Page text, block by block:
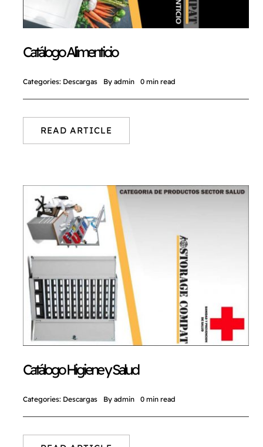
CATÁLOGO
CONTACTO
Catálogo Alimenticio
Categories: Descargas By admin 0 min read
READ ARTICLE
Catálogo Higiene y Salud
Categories: Descargas By admin 0 min read